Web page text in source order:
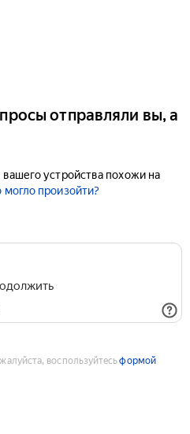
отправляли вы, а
устройства похожи на
могло произойти?
воспользуйтесьформой